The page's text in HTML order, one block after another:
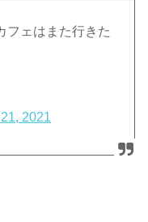
フェはまた行きた
2021